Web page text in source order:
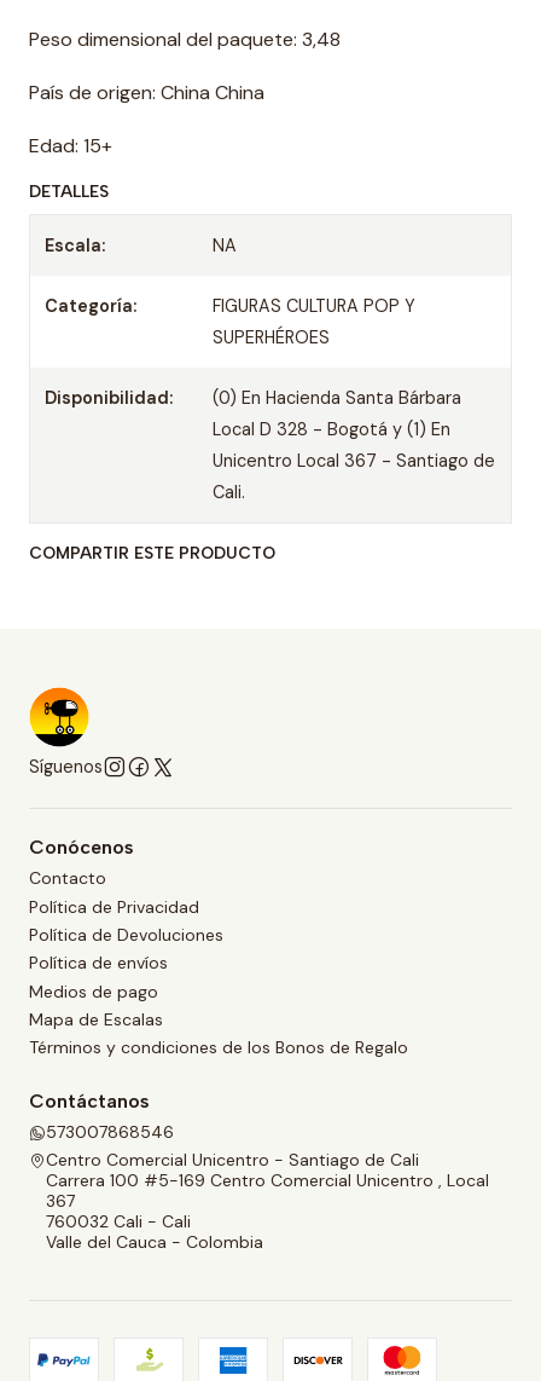
Peso dimensional del paquete: 3,48
País de origen: China China
Edad: 15+
DETALLES
Escala: NA
Categoría:
FIGURAS CULTURA POP Y
SUPERHÉROES
Disponibilidad:
(0) En Hacienda Santa Bárbara
Local D 328 - Bogotá y (1) En
Unicentro Local 367 - Santiago de
Cali.
COMPARTIR ESTE PRODUCTO
Síguenos
Conócenos
Contacto
Política de Privacidad
Política de Devoluciones
Política de envíos
Medios de pago
Mapa de Escalas
Términos y condiciones de los Bonos de Regalo
Contáctanos
573007868546
Centro Comercial Unicentro - Santiago de Cali
Carrera 100 #5-169 Centro Comercial Unicentro , Local
367
760032 Cali - Cali
Valle del Cauca - Colombia